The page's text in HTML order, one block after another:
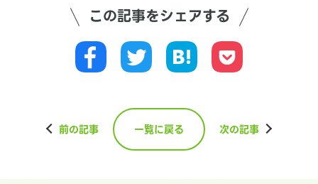
この記事をシェアする
前の記事 一覧に戻る 次の記事